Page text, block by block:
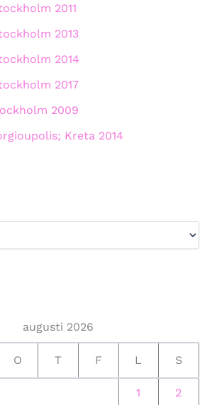
2011
2013
2014
2017
2009
Kreta 2014
augusti 2026
O T F L S
1 2